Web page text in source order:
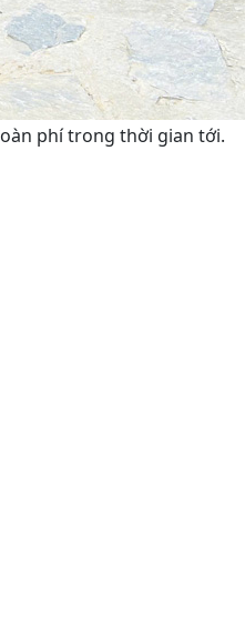
phí trong thời gian tới.